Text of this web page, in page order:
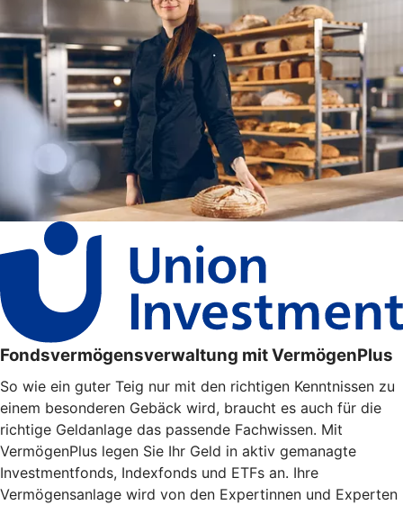
Fondsvermögensverwaltung mit VermögenPlus
So wie ein guter Teig nur mit den richtigen Kenntnissen zu
einem besonderen Gebäck wird, braucht es auch für die
richtige Geldanlage das passende Fachwissen. Mit
VermögenPlus legen Sie Ihr Geld in aktiv gemanagte
Investmentfonds, Indexfonds und ETFs an. Ihre
Vermögensanlage wird von den Expertinnen und Experten